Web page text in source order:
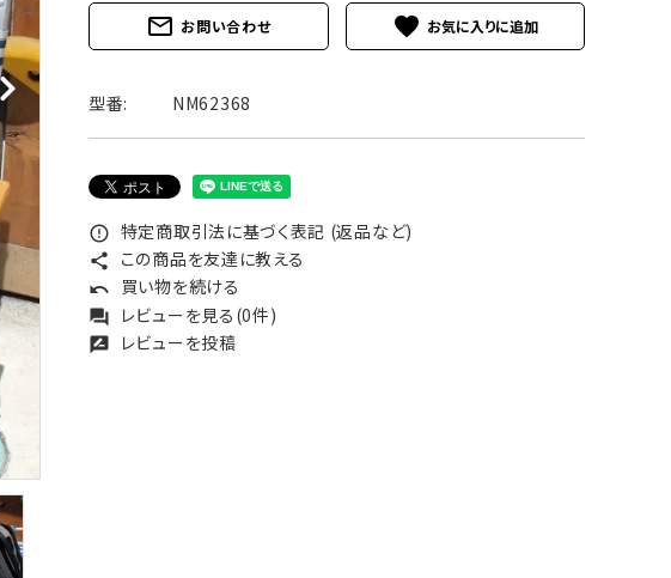
プに向けたギア！
mail_outline お問い合わせ favorite
型番: NM62368
error_outline 特定商取引法に基づく表記 (返品など)
share この商品を友達に教える
undo 買い物を続ける
forum レビューを見る(0件)
rate_review レビューを投稿